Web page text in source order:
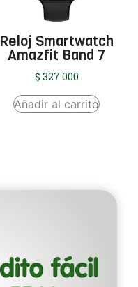
Reloj Smartwatch
Amazfit Band 7
$ 327.000
Añadir al carrito